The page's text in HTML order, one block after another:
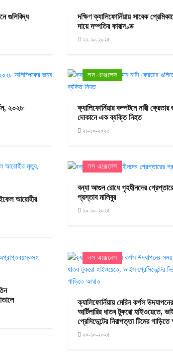
গুলিবিদ্ধ
দক্ষিণ ক্যালিফোর্নিয়ায় সাবেক
দায়ে দম্পতির কারাদণ্ড
২২-১০-২০২৫
২০২৮
লস এঞ্জেলেস
ক্যালিফোর্নিয়ার কম্পটনে নারী ক্রেতার
দোকানে এক ব্যক্তি নিহত
২১-১০-২০২৫
আরোহীর
লস এঞ্জেলেস
বন্যা আগুন রোধে গৃহহীনদের
প্রস্তাব মালিবুর
২০-১০-২০২৫
লস এঞ্জেলেস
ক্যালিফোর্নিয়ায় মেরিন কর্পস
আর্টিলারির ধাতব টুকরো হাইওয়েতে,
প্রেসিডেন্টের নিরাপত্তা টিমের
২০-১০-২০২৫